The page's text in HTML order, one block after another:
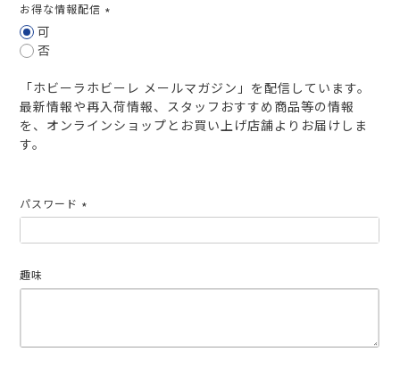
お得な情報配信
可
否
「ホビーラホビーレ メールマガジン」を配信しています。
最新情報や再入荷情報、スタッフおすすめ商品等の情報
を、オンラインショップとお買い上げ店舗よりお届けしま
す。
パスワード
須)
趣味